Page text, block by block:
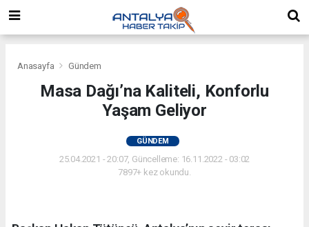
Anasayfa Gündem
Masa Dağı’na Kaliteli, Konforlu
Yaşam Geliyor
GÜNDEM
25.04.2021 - 20:07, Güncelleme: 16.11.2022 - 03:02
7897+ kez okundu.